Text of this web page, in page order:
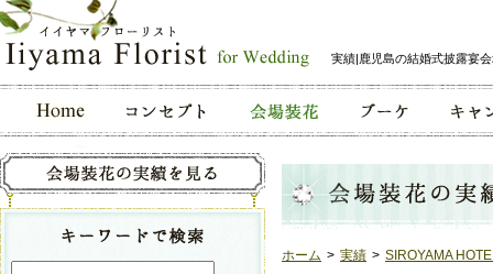
実績|鹿児島の結婚式披露宴
ホーム > 実績 > SIROYAMA